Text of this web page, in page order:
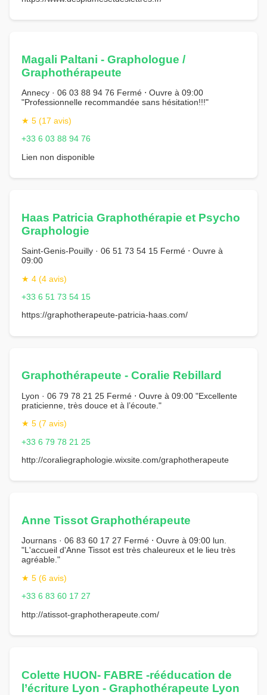
Magali Paltani - Graphologue /
Graphothérapeute
Annecy · 06 03 88 94 76 Fermé ⋅ Ouvre à 09:00
"Professionnelle recommandée sans hésitation!!!"
★ 5 (17 avis)
+33 6 03 88 94 76
Lien non disponible
Haas Patricia Graphothérapie et Psycho
Graphologie
Saint-Genis-Pouilly · 06 51 73 54 15 Fermé ⋅ Ouvre à
09:00
★ 4 (4 avis)
+33 6 51 73 54 15
https://graphotherapeute-patricia-haas.com/
Graphothérapeute - Coralie Rebillard
Lyon · 06 79 78 21 25 Fermé ⋅ Ouvre à 09:00 "Excellente
praticienne, très douce et à l’écoute."
★ 5 (7 avis)
+33 6 79 78 21 25
http://coraliegraphologie.wixsite.com/graphotherapeute
Anne Tissot Graphothérapeute
Journans · 06 83 60 17 27 Fermé ⋅ Ouvre à 09:00 lun.
"L'accueil d'Anne Tissot est très chaleureux et le lieu très
agréable."
★ 5 (6 avis)
+33 6 83 60 17 27
http://atissot-graphotherapeute.com/
Colette HUON- FABRE -rééducation de
l’écriture Lyon - Graphothérapeute Lyon